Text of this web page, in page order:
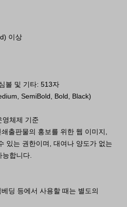
이상
볼 및 기타: 513자
SemiBold, Bold, Black)
영체제 기준
출판물의 홍보를 위한 웹 이미지,
있는 권한이며, 대여나 양도가 없는
합니다.
딩 등에서 사용할 때는 별도의